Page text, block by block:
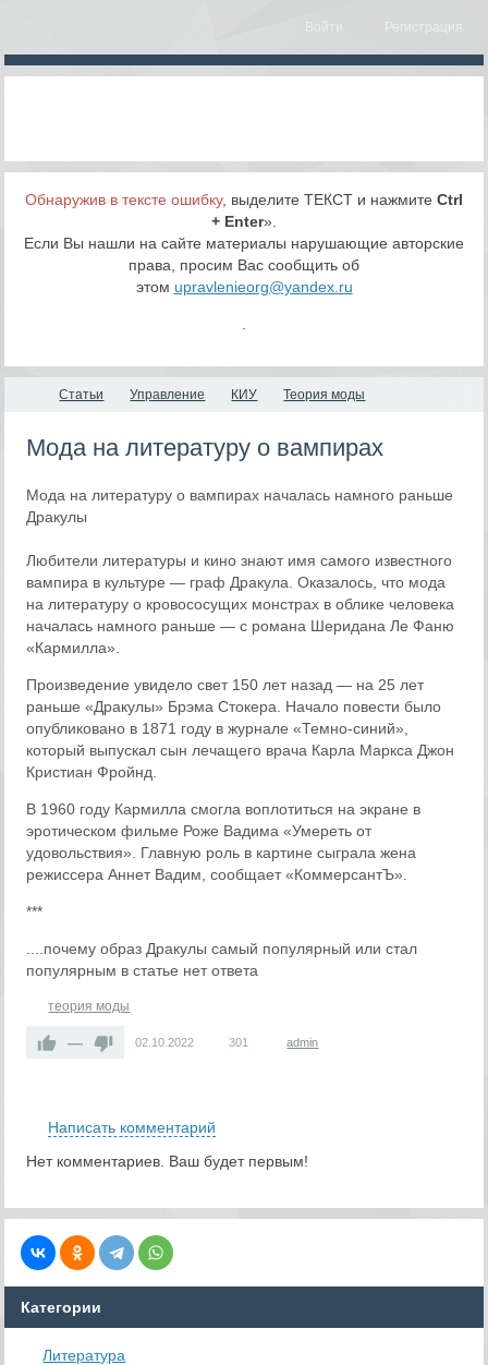
Войти Регистрация
Обнаружив в тексте ошибку, выделите ТЕКСТ и нажмите Ctrl
+ Enter».
Если Вы нашли на сайте материалы нарушающие авторские
права, просим Вас сообщить об
этом upravlenieorg@yandex.ru
Статьи Управление КИУ Теория моды
Мода на литературу о вампирах
Мода на литературу о вампирах началась намного раньше
Дракулы
Любители литературы и кино знают имя самого известного
вампира в культуре — граф Дракула. Оказалось, что мода
на литературу о кровососущих монстрах в облике человека
началась намного раньше — с романа Шеридана Ле Фаню
«Кармилла».
Произведение увидело свет 150 лет назад — на 25 лет
раньше «Дракулы» Брэма Стокера. Начало повести было
опубликовано в 1871 году в журнале «Темно-синий»,
который выпускал сын лечащего врача Карла Маркса Джон
Кристиан Фройнд.
В 1960 году Кармилла смогла воплотиться на экране в
эротическом фильме Роже Вадима «Умереть от
удовольствия». Главную роль в картине сыграла жена
режиссера Аннет Вадим, сообщает «КоммерсантЪ».
***
....почему образ Дракулы самый популярный или стал
популярным в статье нет ответа
теория моды
— 02.10.2022 301 admin
Написать комментарий
Нет комментариев. Ваш будет первым!
Категории
Литература